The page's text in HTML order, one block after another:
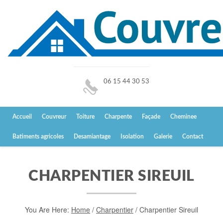
06 15 44 30 53
Accueil Couvreur Toiture Charpente Façade Cheminee
Batiments agricoles Desamiantage Isolation Galerie Contact
CHARPENTIER SIREUIL
You Are Here: Home / Charpentier / Charpentier Sireuil